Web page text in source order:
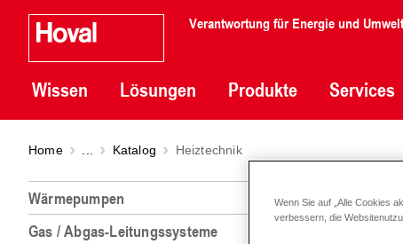
Verantwortung für Energie und Umwelt
Wissen Lösungen Produkte Services
Home Katalog Heiztechnik
Wärmepumpen
Gas / Abgas-Leitungssysteme
Wenn Sie auf „Alle Cookies
verbessern, die